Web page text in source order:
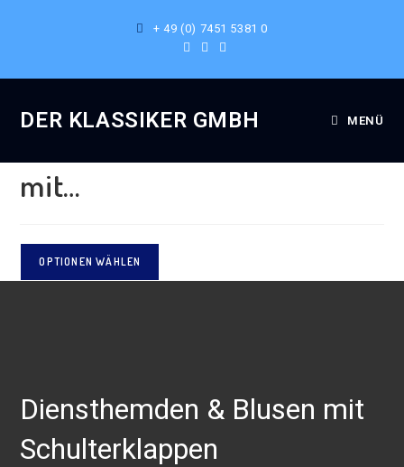
+ 49 (0) 7451 5381 0
DER KLASSIKER GMBH MENÜ
mit…
OPTIONEN WÄHLEN
Diensthemden & Blusen mit
Schulterklappen